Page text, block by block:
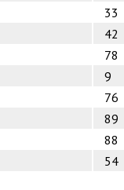
33
42
78
9
76
89
88
54